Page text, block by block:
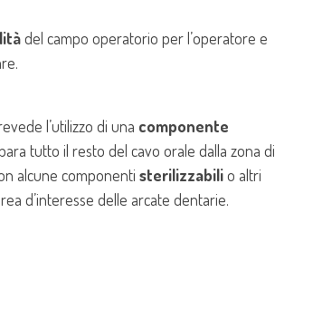
del campo operatorio per l’operatore e
l’utilizzo di una componente
tutto il resto del cavo orale dalla zona di
alcune componenti sterilizzabilio altri
d’interesse delle arcate dentarie.